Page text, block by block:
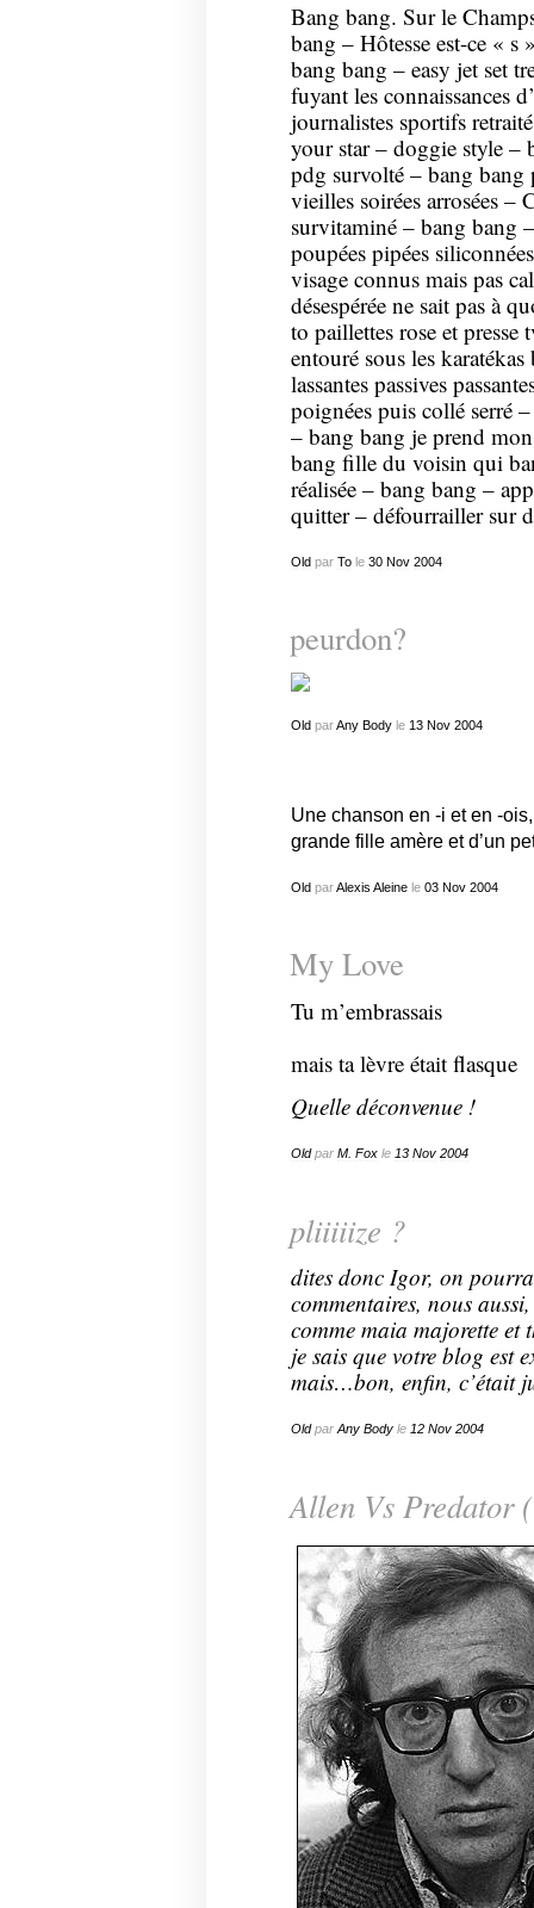
Bang bang. Sur le
bang – Hôtesse est-ce « s
bang bang – easy jet set
fuyant les connaissances
journalistes sportifs
your star – doggie style –
pdg survolté – bang bang
vieilles soirées arrosées –
survitaminé – bang bang
poupées pipées
visage connus mais pas
désespérée ne sait pas à
to paillettes rose et presse
entouré sous les
lassantes passives
poignées puis collé serré
– bang bang je prend
bang fille du voisin qui
réalisée – bang bang –
quitter – défourrailler sur
Old par Tole 30 Nov 2004
peurdon?
Old parAny Bodyle 13 Nov 2004
Une chanson en -i et en -
grande fille amère et d’un
OldparAlexis Aleinele 03 Nov 2004
My Love
Tu m’embrassais
mais ta lèvre était flasque
Quelle déconvenue !
Oldpar M. Foxle 13 Nov 2004
pliiiiize ?
dites donc Igor, on
commentaires, nous
comme maia majorette
je sais que votre blog est
mais…bon, enfin, c’était
Oldpar Any Bodyle 12 Nov 2004
Allen Vs Predator